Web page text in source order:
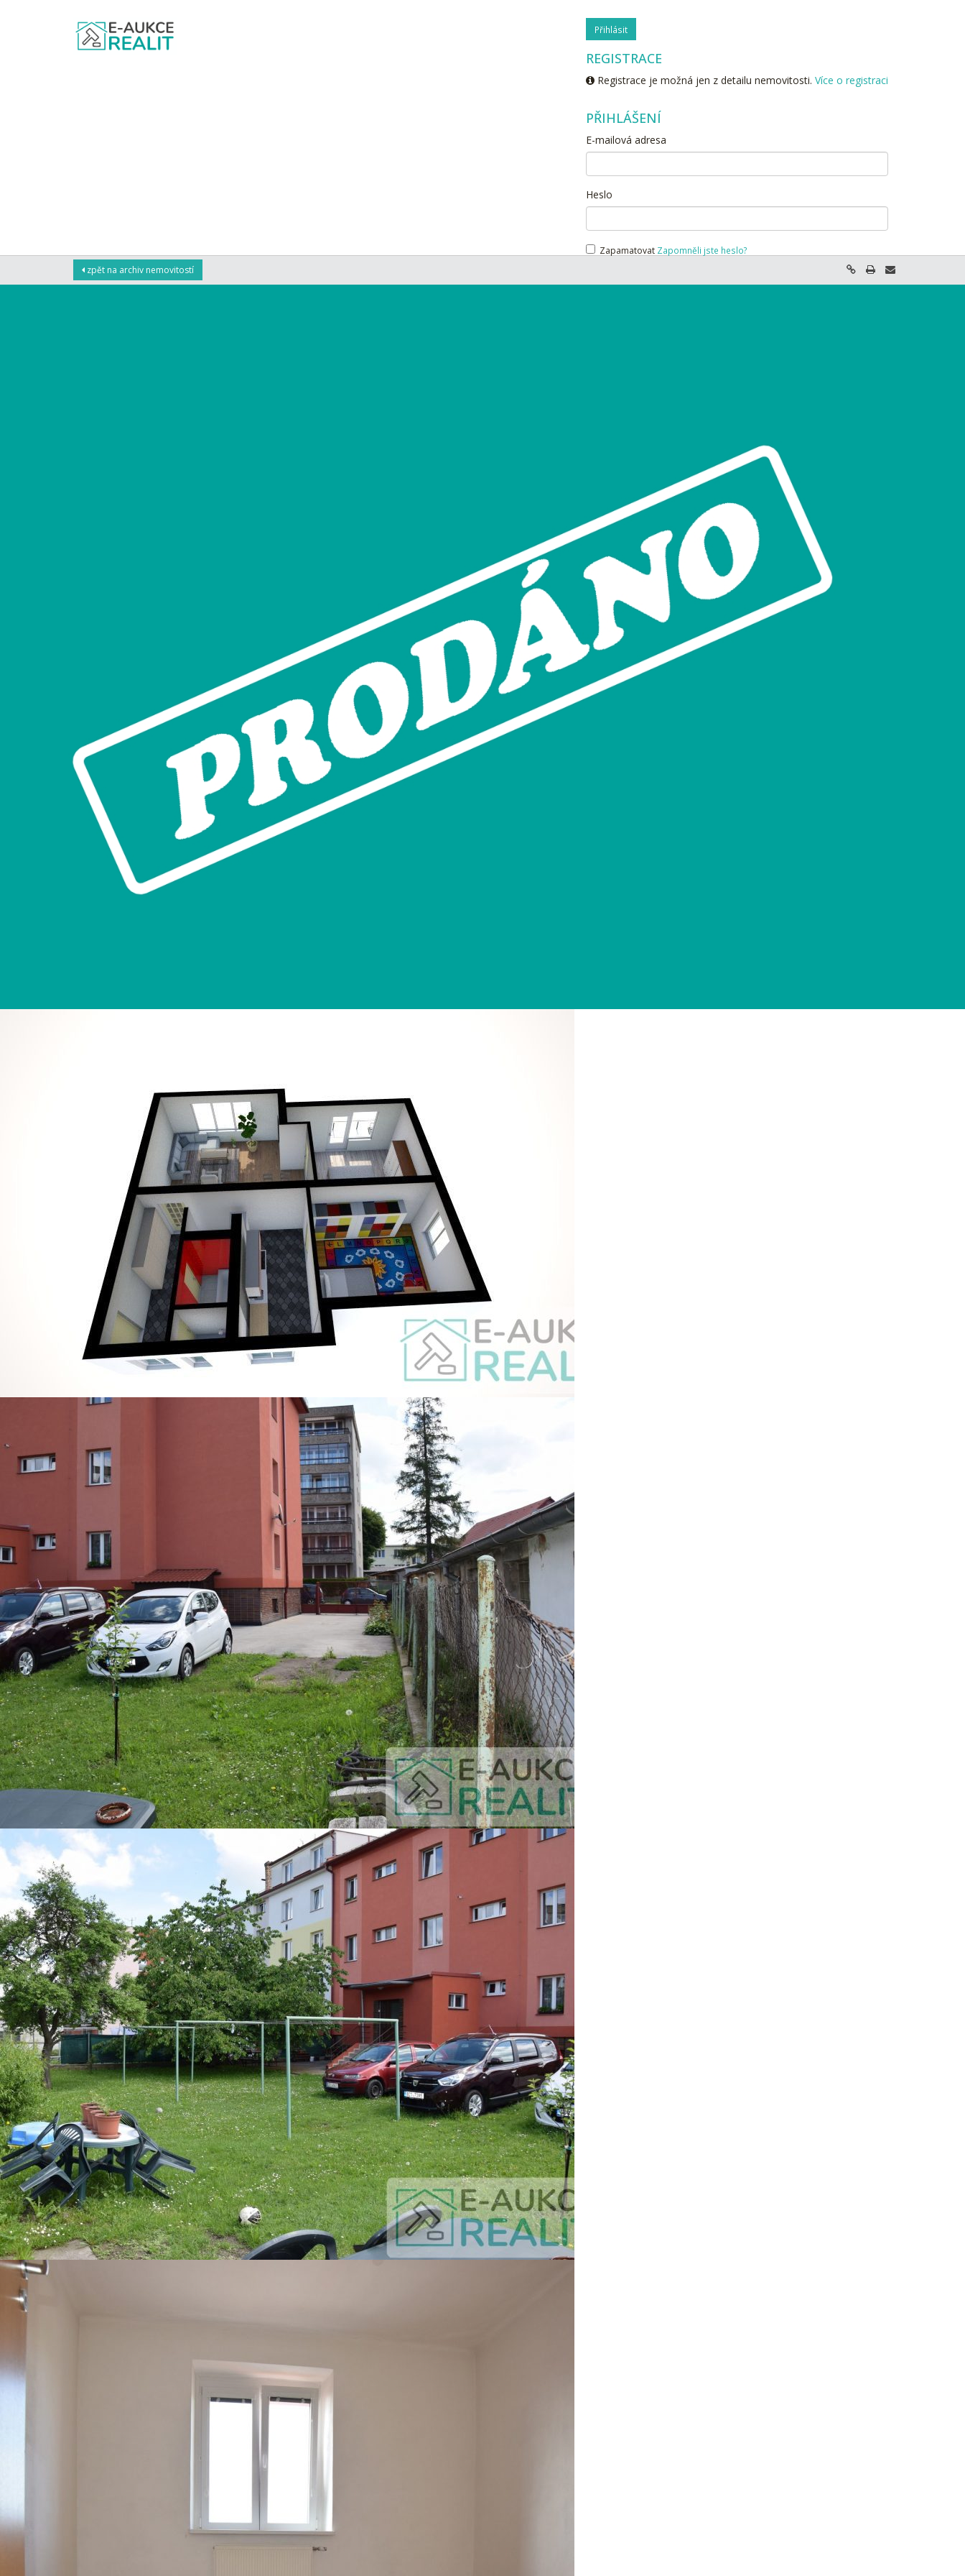
NABÍDKA NEMOVITOSTÍ PRO MAKLÉŘE PRIVÁTNÍ AUKCE KONTAKTY
Přihlásit
REGISTRACE
Registrace je možná jen z detailu nemovitosti. Více o registraci
PŘIHLÁŠENÍ
E-mailová adresa
Heslo
Zapamatovat Zapomněli jste heslo?
Přihlásit
zpět na archiv nemovitostí